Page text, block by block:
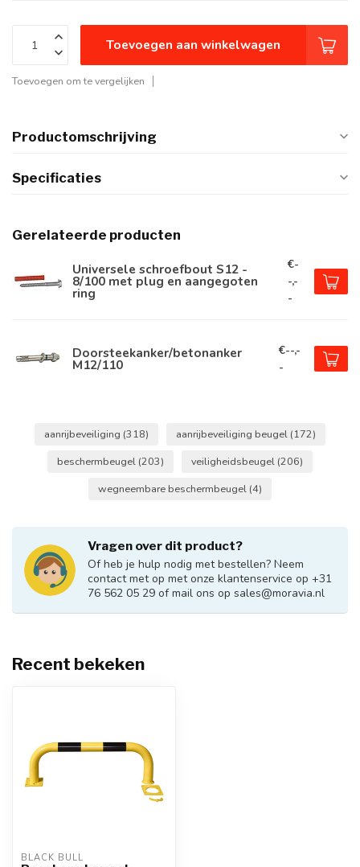
Toevoegen aan winkelwagen
Toevoegen om te vergelijken
Productomschrijving
Specificaties
Gerelateerde producten
Universele schroefbout S12 -
8/100 met plug en aangegoten
ring
€-
-,-
-
Doorsteekanker/betonanker
M12/110
€--,-
-
aanrijbeveiliging (318) aanrijbeveiliging beugel (172)
beschermbeugel (203) veiligheidsbeugel (206)
wegneembare beschermbeugel (4)
Vragen over dit product?
Of heb je hulp nodig met bestellen? Neem
contact met op met onze klantenservice op +31
76 562 05 29 of mail ons op sales@moravia.nl
Recent bekeken
BLACK BULL